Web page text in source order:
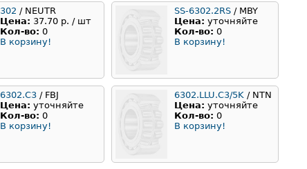
302 / NEUTR
Цена: 37.70 р. / шт
Кол-во: 0
В корзину!
SS-6302.2RS / MBY
Цена: уточняйте
Кол-во: 0
В корзину!
6302.C3 / FBJ
Цена: уточняйте
Кол-во: 0
В корзину!
6302.LLU.C3/5K / NTN
Цена: уточняйте
Кол-во: 0
В корзину!